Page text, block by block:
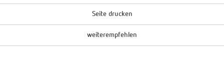
Seite drucken
weiterempfehlen